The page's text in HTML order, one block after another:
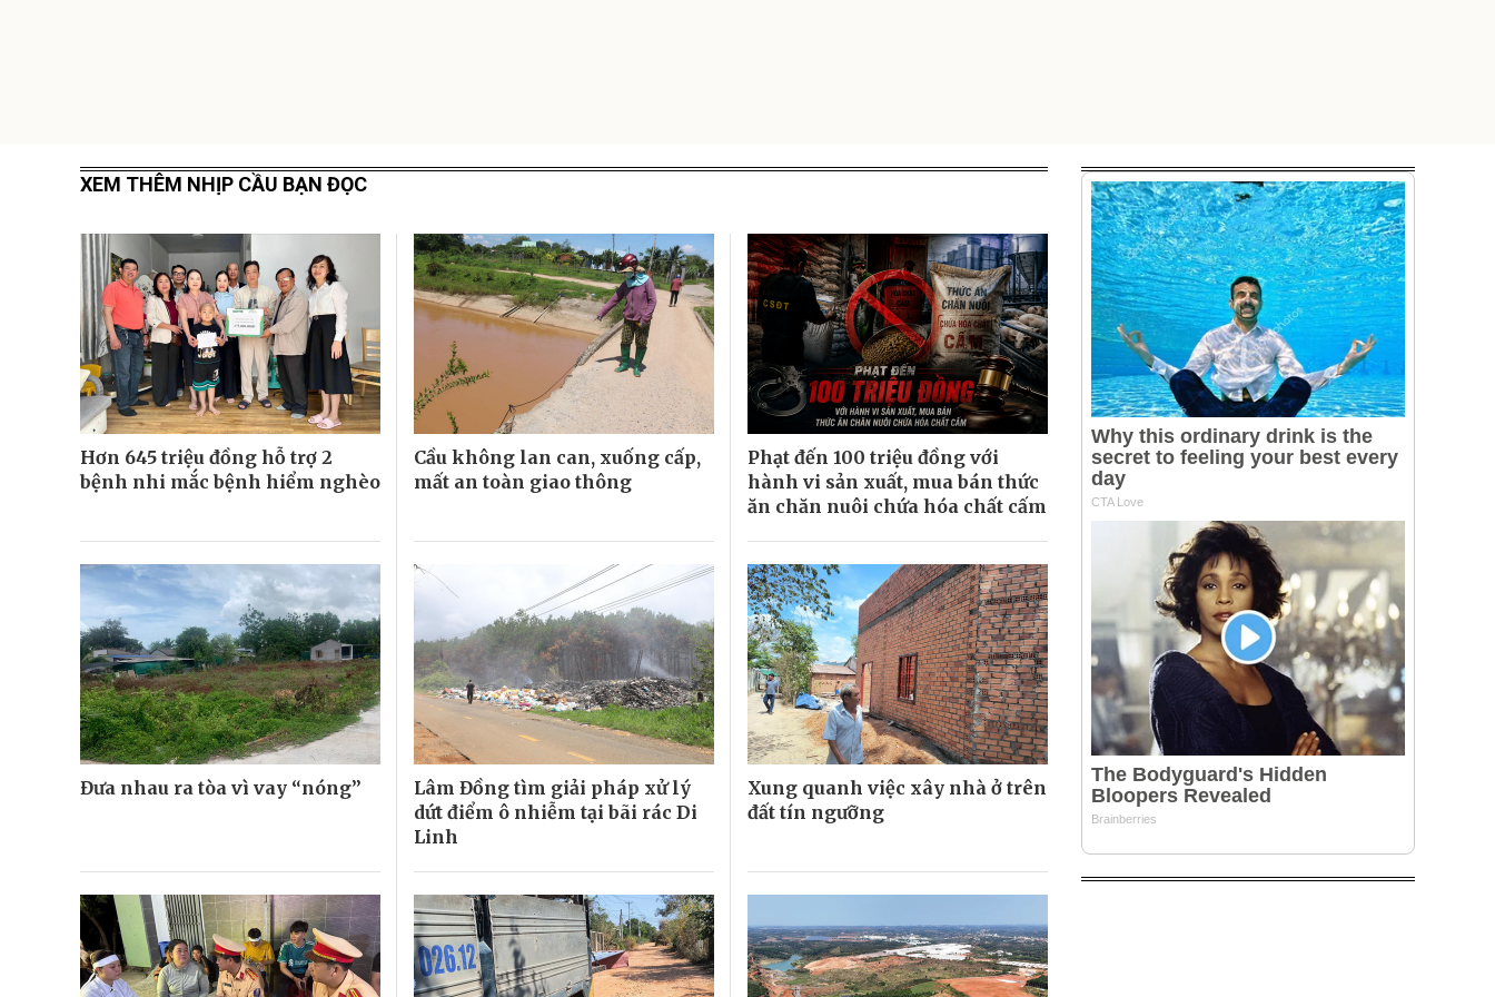
XEM THÊM NHỊP CẦU BẠN ĐỌC
Hơn 645 triệu đồng hỗ trợ 2
bệnh nhi mắc bệnh hiểm nghèo
Cầu không lan can, xuống cấp,
mất an toàn giao thông
Phạt đến 100 triệu đồng với
hành vi sản xuất, mua bán thức
ăn chăn nuôi chứa hóa chất cấm
Đưa nhau ra tòa vì vay “nóng”
Lâm Đồng tìm giải pháp xử lý
dứt điểm ô nhiễm tại bãi rác Di
Linh
Xung quanh việc xây nhà ở trên
đất tín ngưỡng